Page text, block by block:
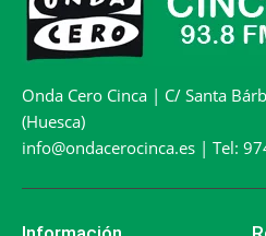
Onda Cero Cinca | C/ Santa
(Huesca)
info@ondacerocinca.es | Tel: